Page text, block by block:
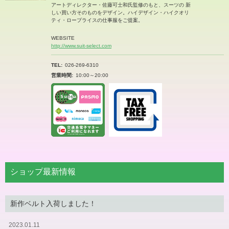
アートディレクター・佐藤可士和氏監修のもと、スーツの 新
しい買い方そのものをデザイン。ハイデザイン・ハイクオリ
ティ・ロープライスの仕事服をご提案。
WEBSITE
http://www.suit-select.com
TEL
026-269-6310
営業時間
10:00～20:00
ショップ最新情報
新作ベルト入荷しました！
2023.01.11